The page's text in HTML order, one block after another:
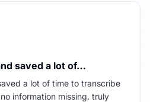
saved a lot of…
a lot of time to transcribe
information missing. truly